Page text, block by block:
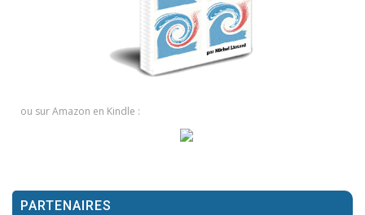
ou sur Amazon en Kindle :
PARTENAIRES